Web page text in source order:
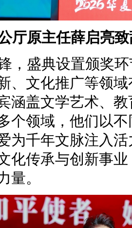
厅原主任薛启亮
，盛典设置颁奖
、文化推广等领
涵盖文学艺术、
个领域，他们以
为千年文脉注入
化传承与创新事
量。